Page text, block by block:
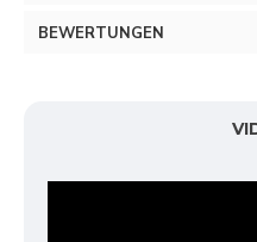
BEWERTUNGEN